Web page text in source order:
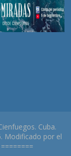
Cuba.
Modificado por el